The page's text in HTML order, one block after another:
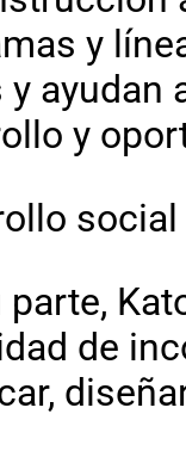
y
y ayudan
y
parte,
de